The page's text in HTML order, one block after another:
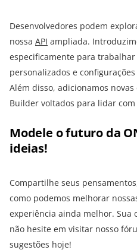
Desenvolvedores podem
nossa API ampliada.
especificamente para
personalizados e
Além disso, adicionamos novas
Builder voltados para lidar
Modele o futuro da
ideias!
Compartilhe seus
como podemos melhorar
experiência ainda melhor.
não hesite em visitar nosso
sugestões hoje!